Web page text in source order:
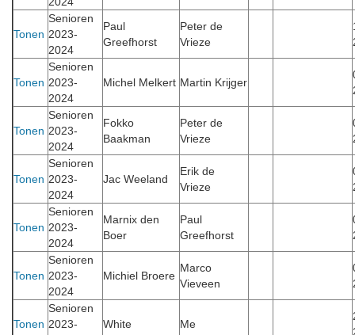
Tonen
Senioren
2023-
2024
Paul
Greefhorst
Peter de
Vrieze
Tonen
Senioren
2023-
2024
Michel Melkert Martin Krijger
Tonen
Senioren
2023-
2024
Fokko
Baakman
Peter de
Vrieze
Tonen
Senioren
2023-
2024
Jac Weeland
Erik de
Vrieze
Tonen
Senioren
2023-
2024
Marnix den
Boer
Paul
Greefhorst
Tonen
Senioren
2023-
2024
Michiel Broere
Marco
Vieveen
Tonen
Senioren
2023-
White Me